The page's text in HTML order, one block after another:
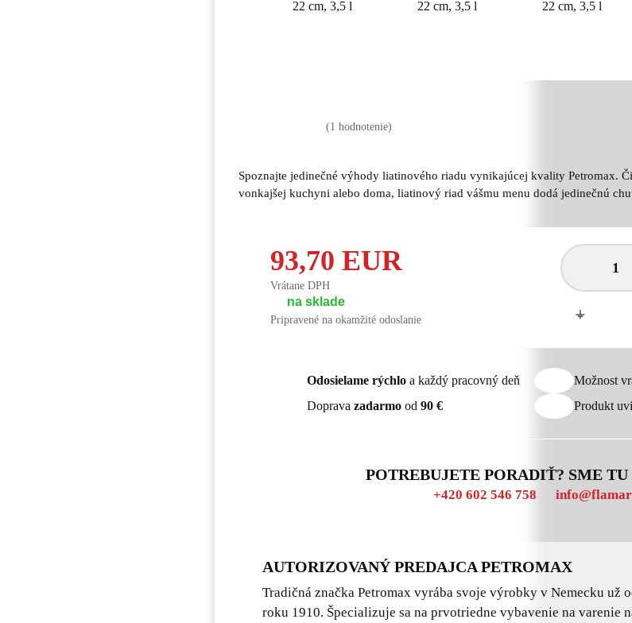
(1 hodnotenie)
Spoznajte jedinečné výhody liatinového riadu vynikajúcej kvality Petromax.
vonkajšej kuchyni alebo doma, liatinový riad vášmu menu dodá jedinečnú
93,70 EUR
Vrátane DPH
-
+
na sklade
Pripravené na okamžité odoslanie
Odosielame rýchloa každý pracovný deň Možnost
Doprava zadarmood 90 € Produkt
POTREBUJETE PORADIŤ? SME TU
+420 602 546 758
AUTORIZOVANÝ PREDAJCA PETROMAX
Tradičná značka Petromax vyrába svoje výrobky v Nemecku už
roku 1910. Špecializuje sa na prvotriedne vybavenie na varenie